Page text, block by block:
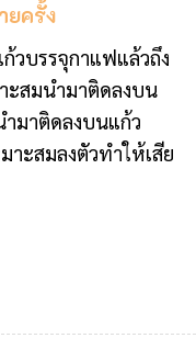
ยครั้ง
วบรรจุกาแฟแล้วถึง
ะสมนำมาติดลงบน
มาติดลงบนแก้ว
าะสมลงตัวทำให้เสีย